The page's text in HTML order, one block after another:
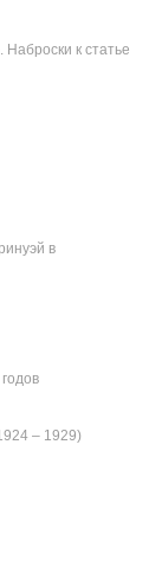
к статье
в
– 1929)